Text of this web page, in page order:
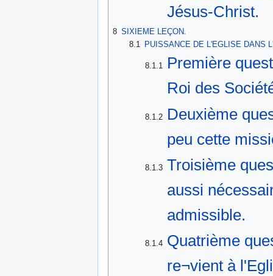
Jésus-Christ.
8 SIXIEME LEÇON.
8.1
PUISSANCE DE L'EGLISE DANS
8.1.1 Première
Roi des
8.1.2 Deuxième
peu cette
8.1.3 Troisième
aussi
admissible.
8.1.4 Quatrième
re¬vient à